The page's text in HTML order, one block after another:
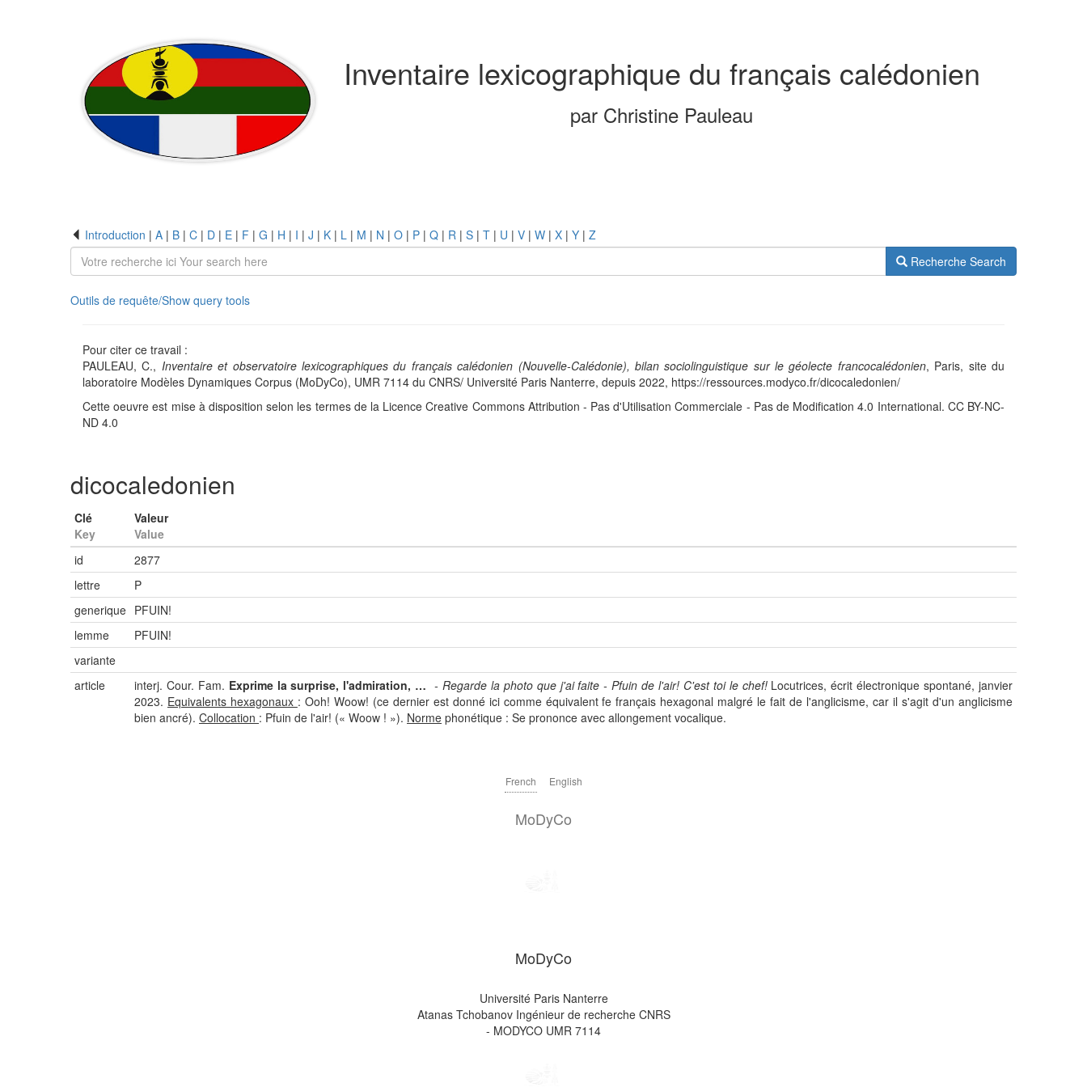
Inventaire lexicographique du français calédonien
par Christine Pauleau
Introduction | A | B | C | D | E | F | G | H | I | J | K | L | M | N | O | P | Q | R | S | T | U | V | W | X | Y | Z
Recherche Search
Outils de requête/Show query tools
Pour citer ce travail :
PAULEAU, C., Inventaire et observatoire lexicographiques du français calédonien (Nouvelle-Calédonie), bilan sociolinguistique sur le géolecte francocalédonien, Paris, site du
laboratoire Modèles Dynamiques Corpus (MoDyCo), UMR 7114 du CNRS/ Université Paris Nanterre, depuis 2022, https://ressources.modyco.fr/dicocaledonien/
Cette oeuvre est mise à disposition selon les termes de la Licence Creative Commons Attribution - Pas d'Utilisation Commerciale - Pas de Modification 4.0 International. CC BY-NC-
ND 4.0
dicocaledonien
Clé
Key
Valeur
Value
id
2877
lettre
P
generique PFUIN!
lemme
PFUIN!
variante
article
interj. Cour. Fam. Exprime la surprise, l'admiration, … - Regarde la photo que j'ai faite - Pfuin de l'air! C'est toi le chef!Locutrices, écrit électronique spontané, janvier
2023. Equivalents hexagonaux : Ooh! Woow! (ce dernier est donné ici comme équivalent fe français hexagonal malgré le fait de l'anglicisme, car il s'agit d'un anglicisme
bien ancré). Collocation : Pfuin de l'air! (« Woow ! »). Norme phonétique : Se prononce avec allongement vocalique.
French English
MoDyCo
MoDyCo
Université Paris Nanterre
Atanas Tchobanov Ingénieur de recherche CNRS
- MODYCO UMR 7114